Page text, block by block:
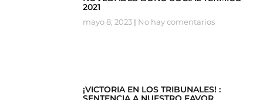
2021
mayo 8, 2023 No hay comentarios
¡VICTORIA EN LOS TRIBUNALES! :